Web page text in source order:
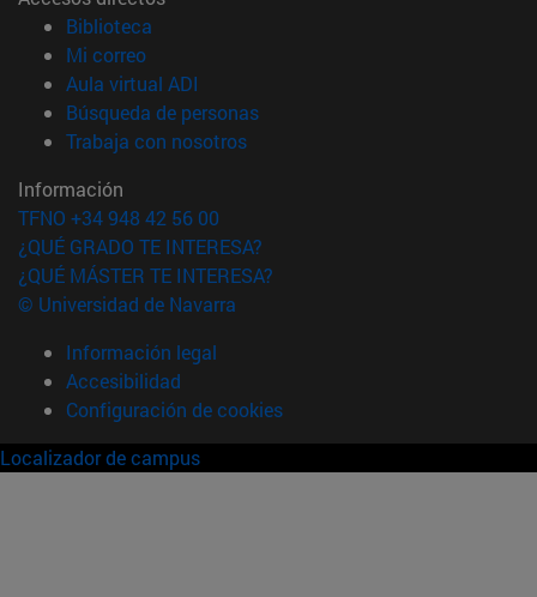
Biblioteca
Mi correo(abre en nueva ventana)
Aula virtual ADI
Búsqueda de personas(abre en nueva ventana)
Trabaja con nosotros(abre en nueva ventana)
Información
TFNO +34 948 42 56 00
¿QUÉ GRADO TE INTERESA?
¿QUÉ MÁSTER TE INTERESA?
© Universidad de Navarra
Información legal
Accesibilidad
Configuración de cookies
Localizador de campus